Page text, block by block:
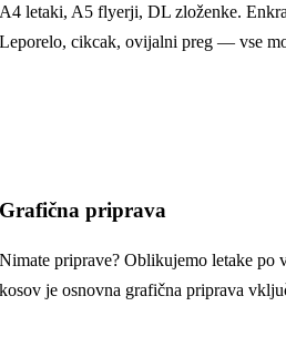
A4 letaki, A5 flyerji, DL zloženke.
Leporelo, cikcak, ovijalni preg — vse
Grafična priprava
Nimate priprave? Oblikujemo letake po
kosov je osnovna grafična priprava